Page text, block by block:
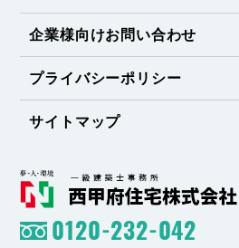
企業様向けお問い合わせ
プライバシーポリシー
サイトマップ
0120-232-042